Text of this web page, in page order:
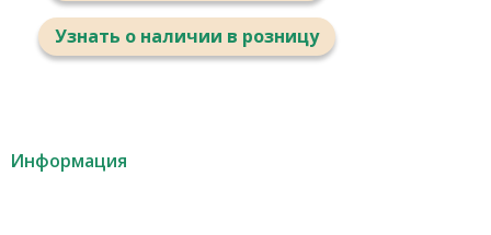
Узнать о наличии в розницу
Информация